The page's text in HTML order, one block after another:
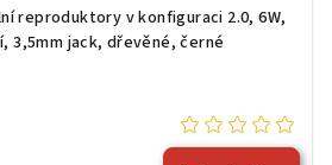
reproduktory v konfiguraci 2.0, 6W,
3,5mm jack, dřevěné, černé